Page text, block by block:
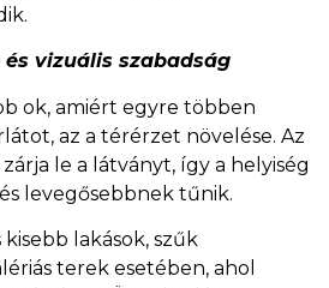
és vizuális szabadság
ok, amiért egyre többen
az a térérzet növelése. Az
le a látványt, így a helyiség
levegősebbnek tűnik.
lakások, szűk
terek esetében, ahol